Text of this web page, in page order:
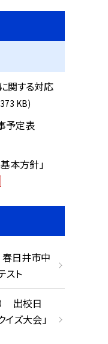
関する対応
KB)
予定表
本方針」
日井市中
スト
出校日
イズ大会」